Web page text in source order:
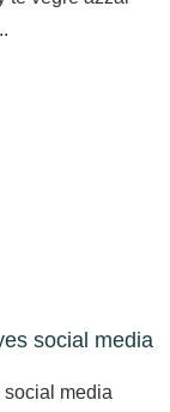
social media
social media